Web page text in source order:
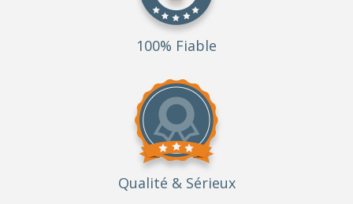
100% Fiable
Qualité & Sérieux